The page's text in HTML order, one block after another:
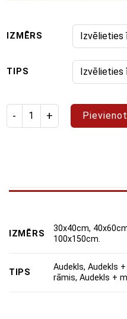
IZMĒRS
TIPS
Izstrādājuma daudzums:
IZMĒRS
30x40cm,
100x150cm.
TIPS
Audekls, Audekls
rāmis, Audekls +